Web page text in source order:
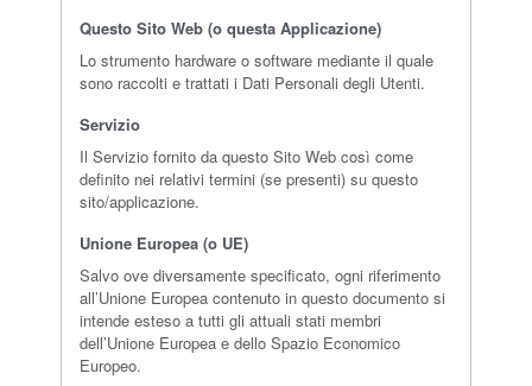
Questo Sito Web (o questa Applicazione)
Lo strumento hardware o software mediante il quale
sono raccolti e trattati i Dati Personali degli Utenti.
Servizio
Il Servizio fornito da questo Sito Web così come
definito nei relativi termini (se presenti) su questo
sito/applicazione.
Unione Europea (o UE)
Salvo ove diversamente specificato, ogni riferimento
all’Unione Europea contenuto in questo documento si
intende esteso a tutti gli attuali stati membri
dell’Unione Europea e dello Spazio Economico
Europeo.